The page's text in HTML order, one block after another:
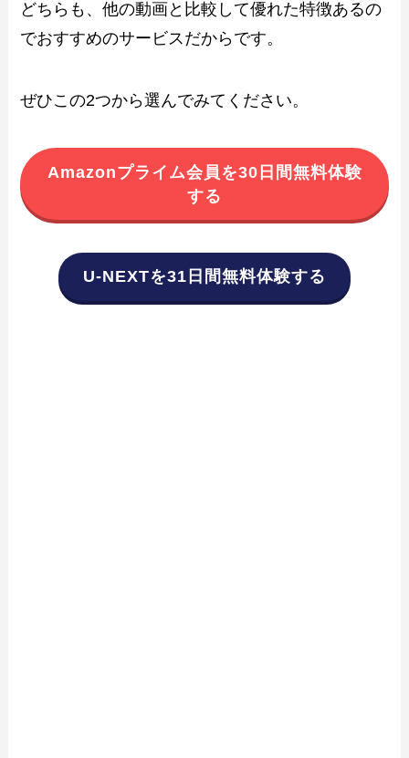
どちらも、他の動画と比較して優れた特徴あるの
でおすすめのサービスだからです。
ぜひこの2つから選んでみてください。
Amazonプライム会員を30日間無料体験
する
U-NEXTを31日間無料体験する